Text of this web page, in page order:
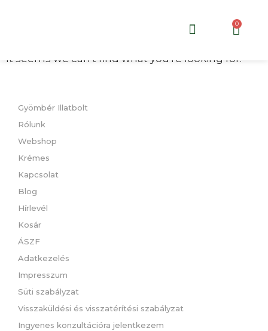
0
It seems we can't find what you're looking for.
Gyömbér Illatbolt
Rólunk
Webshop
Krémes
Kapcsolat
Blog
Hírlevél
Kosár
ÁSZF
Adatkezelés
Impresszum
Süti szabályzat
Visszaküldési és visszatérítési szabályzat
Ingyenes konzultációra jelentkezem